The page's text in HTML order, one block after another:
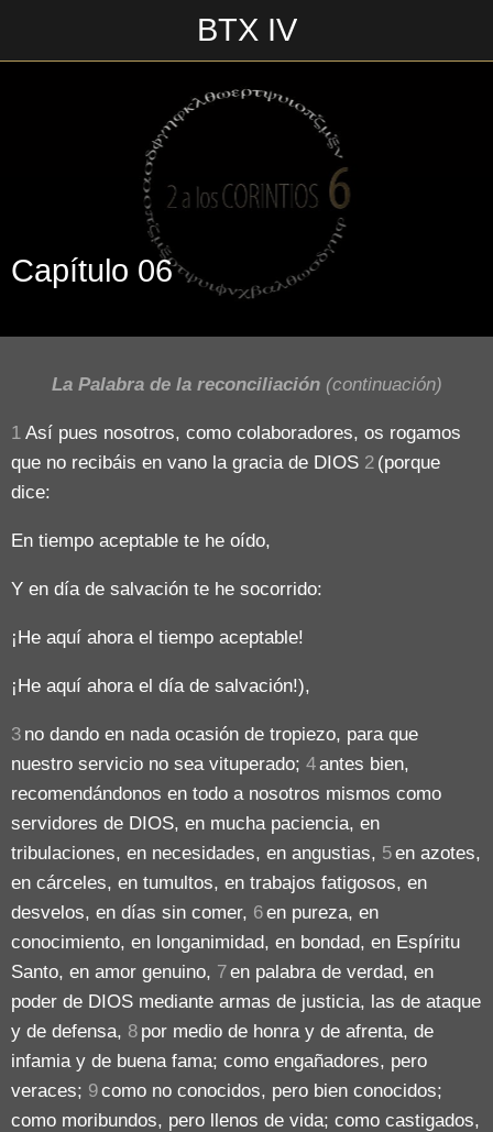
BTX IV
Escrito en 18/06/2018\n \n
Capítulo 06
La Palabra de la reconciliación (continuación)
1 Así pues nosotros, como colaboradores, os rogamos
que no recibáis en vano la gracia de DIOS 2 (porque
dice:
En tiempo aceptable te he oído,
Y en día de salvación te he socorrido:
¡He aquí ahora el tiempo aceptable!
¡He aquí ahora el día de salvación!),
3 no dando en nada ocasión de tropiezo, para que
nuestro servicio no sea vituperado; 4antes bien,
recomendándonos en todo a nosotros mismos como
servidores de DIOS, en mucha paciencia, en
tribulaciones, en necesidades, en angustias, 5en azotes,
en cárceles, en tumultos, en trabajos fatigosos, en
desvelos, en días sin comer, 6en pureza, en
conocimiento, en longanimidad, en bondad, en Espíritu
Santo, en amor genuino, 7en palabra de verdad, en
poder de DIOS mediante armas de justicia, las de ataque
y de defensa, 8 por medio de honra y de afrenta, de
infamia y de buena fama; como engañadores, pero
veraces; 9como no conocidos, pero bien conocidos;
como moribundos, pero llenos de vida; como castigados,